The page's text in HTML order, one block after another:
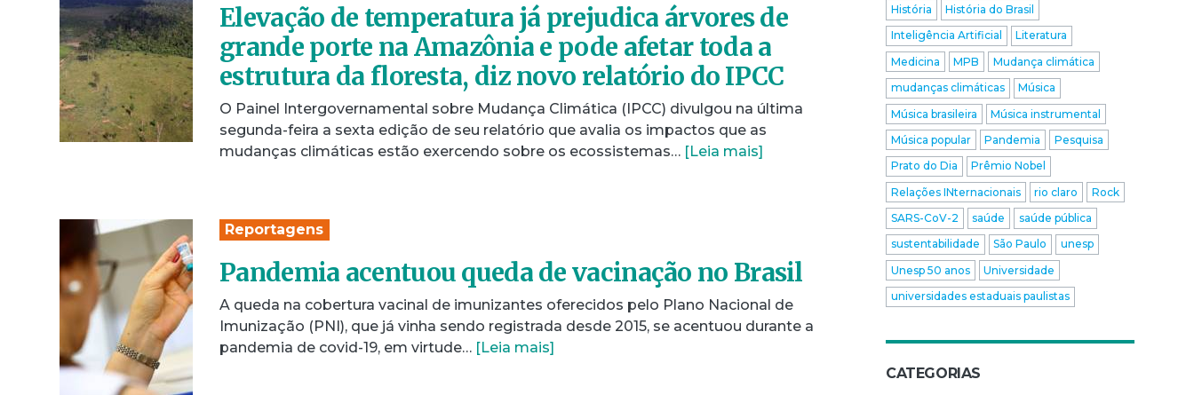
Elevação de temperatura já prejudica árvores de
grande porte na Amazônia e pode afetar toda a
estrutura da floresta, diz novo relatório do IPCC
O Painel Intergovernamental sobre Mudança Climática (IPCC) divulgou na última
segunda-feira a sexta edição de seu relatório que avalia os impactos que as
mudanças climáticas estão exercendo sobre os ecossistemas… [Leia mais]
Reportagens
Pandemia acentuou queda de vacinação no Brasil
A queda na cobertura vacinal de imunizantes oferecidos pelo Plano Nacional de
Imunização (PNI), que já vinha sendo registrada desde 2015, se acentuou durante a
pandemia de covid-19, em virtude… [Leia mais]
História
História do Brasil
Inteligência Artificial
Literatura
Medicina
MPB
Mudança climática
mudanças climáticas
Música
Música brasileira
Música instrumental
Música popular
Pandemia
Pesquisa
Prato do Dia
Prêmio Nobel
Relações INternacionais
rio claro
Rock
SARS-CoV-2
saúde
saúde pública
sustentabilidade
São Paulo
unesp
Unesp 50 anos
Universidade
universidades estaduais paulistas
CATEGORIAS